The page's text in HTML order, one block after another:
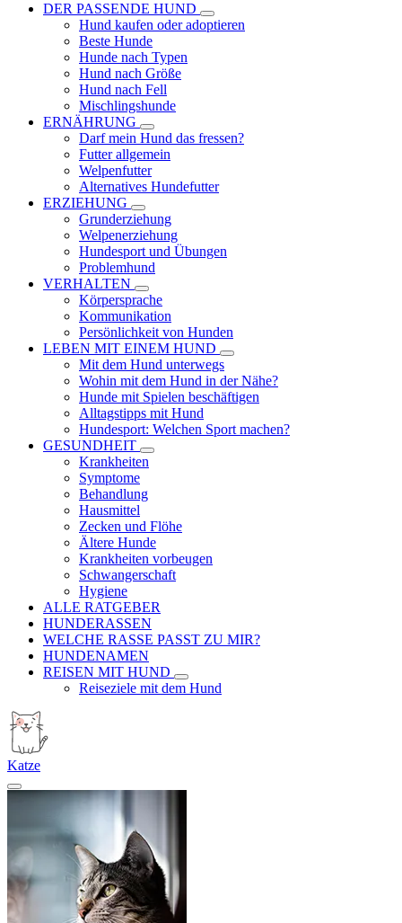
DER PASSENDE HUND
Hund kaufen oder adoptieren
Beste Hunde
Hunde nach Typen
Hund nach Größe
Hund nach Fell
Mischlingshunde
ERNÄHRUNG
Darf mein Hund das fressen?
Futter allgemein
Welpenfutter
Alternatives Hundefutter
ERZIEHUNG
Grunderziehung
Welpenerziehung
Hundesport und Übungen
Problemhund
VERHALTEN
Körpersprache
Kommunikation
Persönlichkeit von Hunden
LEBEN MIT EINEM HUND
Mit dem Hund unterwegs
Wohin mit dem Hund in der Nähe?
Hunde mit Spielen beschäftigen
Alltagstipps mit Hund
Hundesport: Welchen Sport machen?
GESUNDHEIT
Krankheiten
Symptome
Behandlung
Hausmittel
Zecken und Flöhe
Ältere Hunde
Krankheiten vorbeugen
Schwangerschaft
Hygiene
ALLE RATGEBER
HUNDERASSEN
WELCHE RASSE PASST ZU MIR?
HUNDENAMEN
REISEN MIT HUND
Reiseziele mit dem Hund
Katze